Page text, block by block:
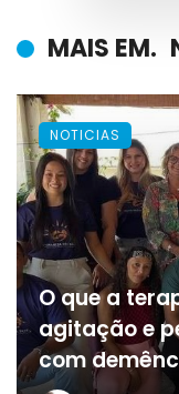
MAIS EM.
O que a
agitação e
com
NOTICIAS